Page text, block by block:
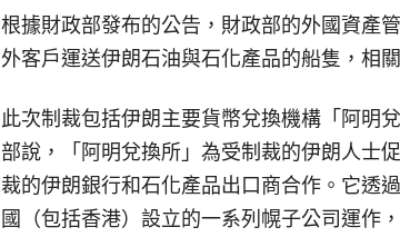
根據財政部發布的公告，財政部的外國資產
外客戶運送伊朗石油與石化產品的船隻，相
此次制裁包括伊朗主要貨幣兌換機構「阿明
部說，「阿明兌換所」為受制裁的伊朗人士
裁的伊朗銀行和石化產品出口商合作。它透
國（包括香港）設立的一系列幌子公司運作